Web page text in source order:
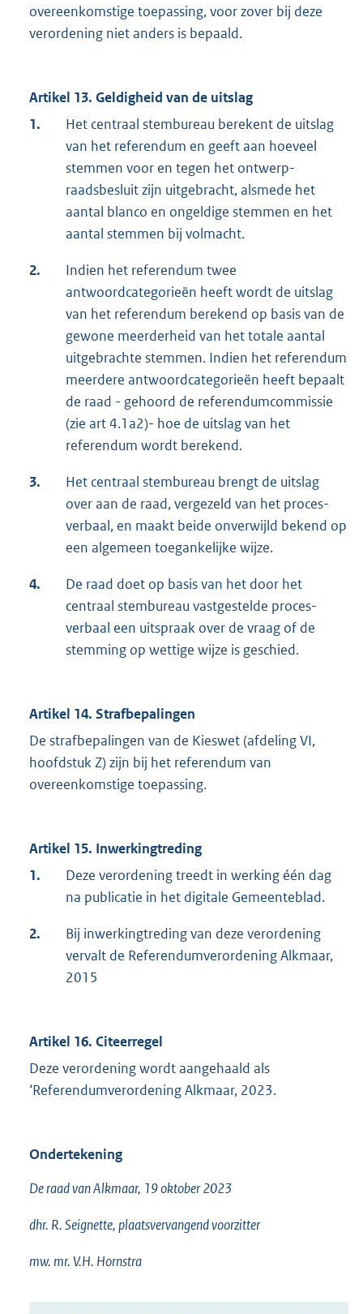
overeenkomstige toepassing, voor zover bij deze
verordening niet anders is bepaald.
Artikel 13. Geldigheid van de uitslag
1.
Het centraal stembureau berekent de uitslag
van het referendum en geeft aan hoeveel
stemmen voor en tegen het ontwerp-
raadsbesluit zijn uitgebracht, alsmede het
aantal blanco en ongeldige stemmen en het
aantal stemmen bij volmacht.
2.
Indien het referendum twee
antwoordcategorieën heeft wordt de uitslag
van het referendum berekend op basis van de
gewone meerderheid van het totale aantal
uitgebrachte stemmen. Indien het referendum
meerdere antwoordcategorieën heeft bepaalt
de raad - gehoord de referendumcommissie
(zie art 4.1a2)- hoe de uitslag van het
referendum wordt berekend.
3.
Het centraal stembureau brengt de uitslag
over aan de raad, vergezeld van het proces-
verbaal, en maakt beide onverwijld bekend op
een algemeen toegankelijke wijze.
4.
De raad doet op basis van het door het
centraal stembureau vastgestelde proces-
verbaal een uitspraak over de vraag of de
stemming op wettige wijze is geschied.
Artikel 14. Strafbepalingen
De strafbepalingen van de Kieswet (afdeling VI,
hoofdstuk Z) zijn bij het referendum van
overeenkomstige toepassing.
Artikel 15. Inwerkingtreding
1.
Deze verordening treedt in werking één dag
na publicatie in het digitale Gemeenteblad.
2.
Bij inwerkingtreding van deze verordening
vervalt de Referendumverordening Alkmaar,
2015
Artikel 16. Citeerregel
Deze verordening wordt aangehaald als
‘Referendumverordening Alkmaar, 2023.
Ondertekening
De raad van Alkmaar, 19 oktober 2023
dhr. R. Seignette, plaatsvervangend voorzitter
mw. mr. V.H. Hornstra